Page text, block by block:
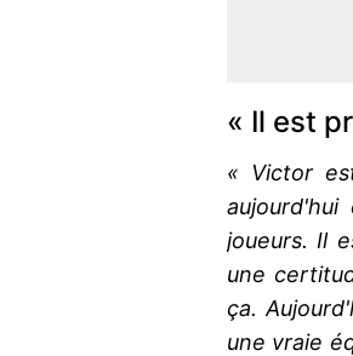
« Il est
« Victor
joueurs. Il
une
ça.
une vraie